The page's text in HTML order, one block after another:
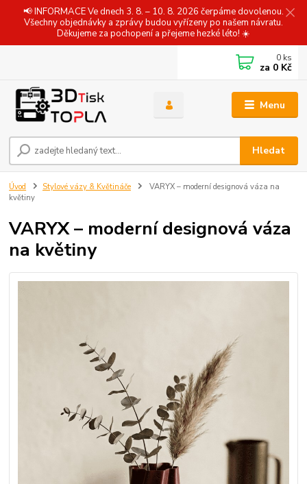
📢 INFORMACE Ve dnech 3. 8. – 10. 8. 2026 čerpáme dovolenou.
Všechny objednávky a zprávy budou vyřízeny po našem návratu.
Děkujeme za pochopení a přejeme hezké léto! ☀️
Menu
Hledat
0 ks
za 0 Kč
Úvod Stylové vázy & Květináče
VARYX – moderní designová váza na
květiny
VARYX – moderní designová váza
na květiny